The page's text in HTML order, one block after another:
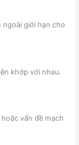
ngoài giới hạn cho
khớp với nhau.
vấn đề mạch